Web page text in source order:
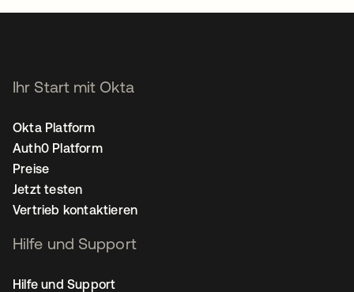
Ihr Start mit Okta
Okta Platform
Auth0 Platform
Preise
Jetzt testen
Vertrieb kontaktieren
Hilfe und Support
Hilfe und Support